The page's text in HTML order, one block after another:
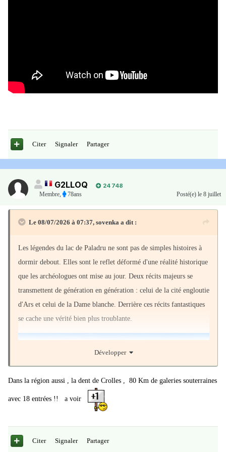
Citer Signaler Partager
G2LLOQ
24 748
Membre, 78ans Posté(e) le 8 juillet
Le 08/07/2026 à 07:37, sovenka a dit :
Les légendes du lac de Paladru ne sont pas de simples histoires à
dormir debout. Elles sont le reflet déformé d'une réalité historique
que les archéologues ont mise au jour. Deux récits majeurs se
transmettent de génération en génération : celui de la cité engloutie
d'Ars et celui de la Dame blanche. Derrière ces récits fantastiques
se cache une vérité bien plus troublante.
Développer
Dans la région aussi , la dent de Crolles , 80 Km de galeries souterraines
avec 18 entrées !! a voir
Citer Signaler Partager